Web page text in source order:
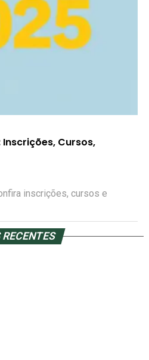
Inscrições, Cursos,
inscrições, cursos e